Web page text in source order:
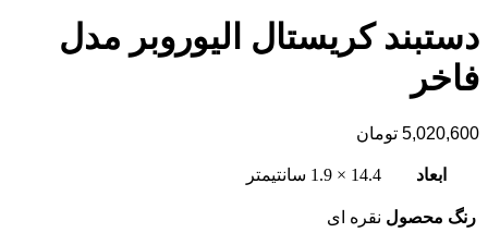
دستبند کریستال الیوروبر مدل
فاخر
5,020,600 تومان
ابعاد 14.4 × 1.9 سانتیمتر
رنگ محصول نقره ای